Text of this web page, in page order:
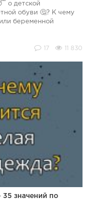
о детской
обуви 🤔? К чему
беременной
17 11 830
35 значений по